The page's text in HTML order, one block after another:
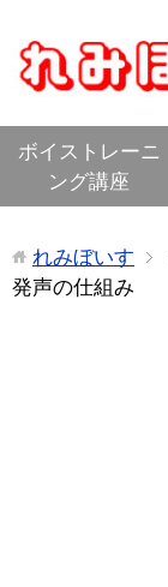
ボイストレーニ
ング講座
れみぼいす
発声の仕組み